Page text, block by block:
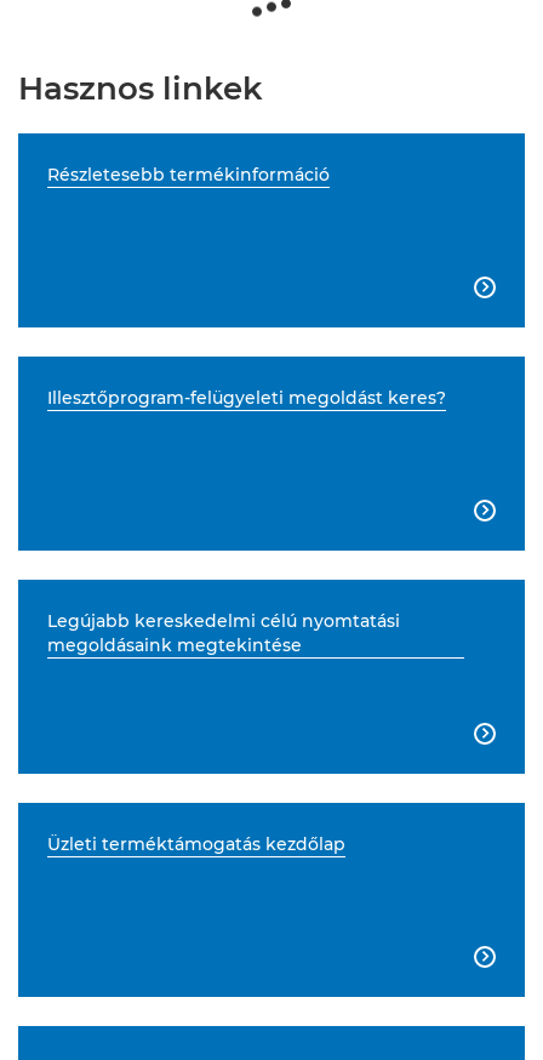
Hasznos linkek
Részletesebb termékinformáció

Illesztőprogram-felügyeleti megoldást keres?

Legújabb kereskedelmi célú nyomtatási
megoldásaink megtekintése

Üzleti terméktámogatás kezdőlap
